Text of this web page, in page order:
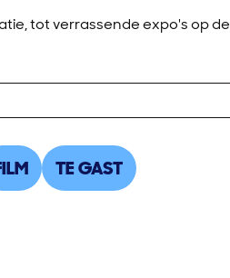
tot verrassende expo's op de
TE GAST